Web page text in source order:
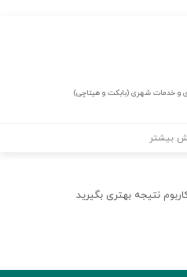
و خدمات شهری (بابکت و هیتاچی)
بیشتر
نتیجه بهتری بگیرید